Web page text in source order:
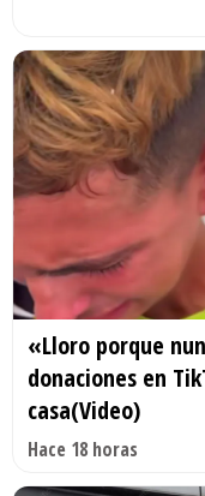
«Lloro porque
donaciones en
casa(Video)
Hace 18 horas